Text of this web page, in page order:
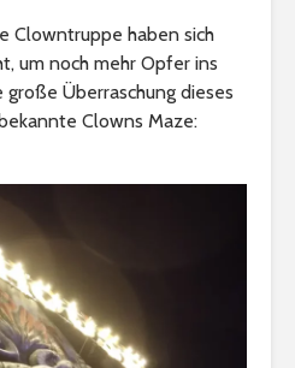
Clowntruppe haben sich
um noch mehr Opfer ins
große Überraschung dieses
Clowns Maze: